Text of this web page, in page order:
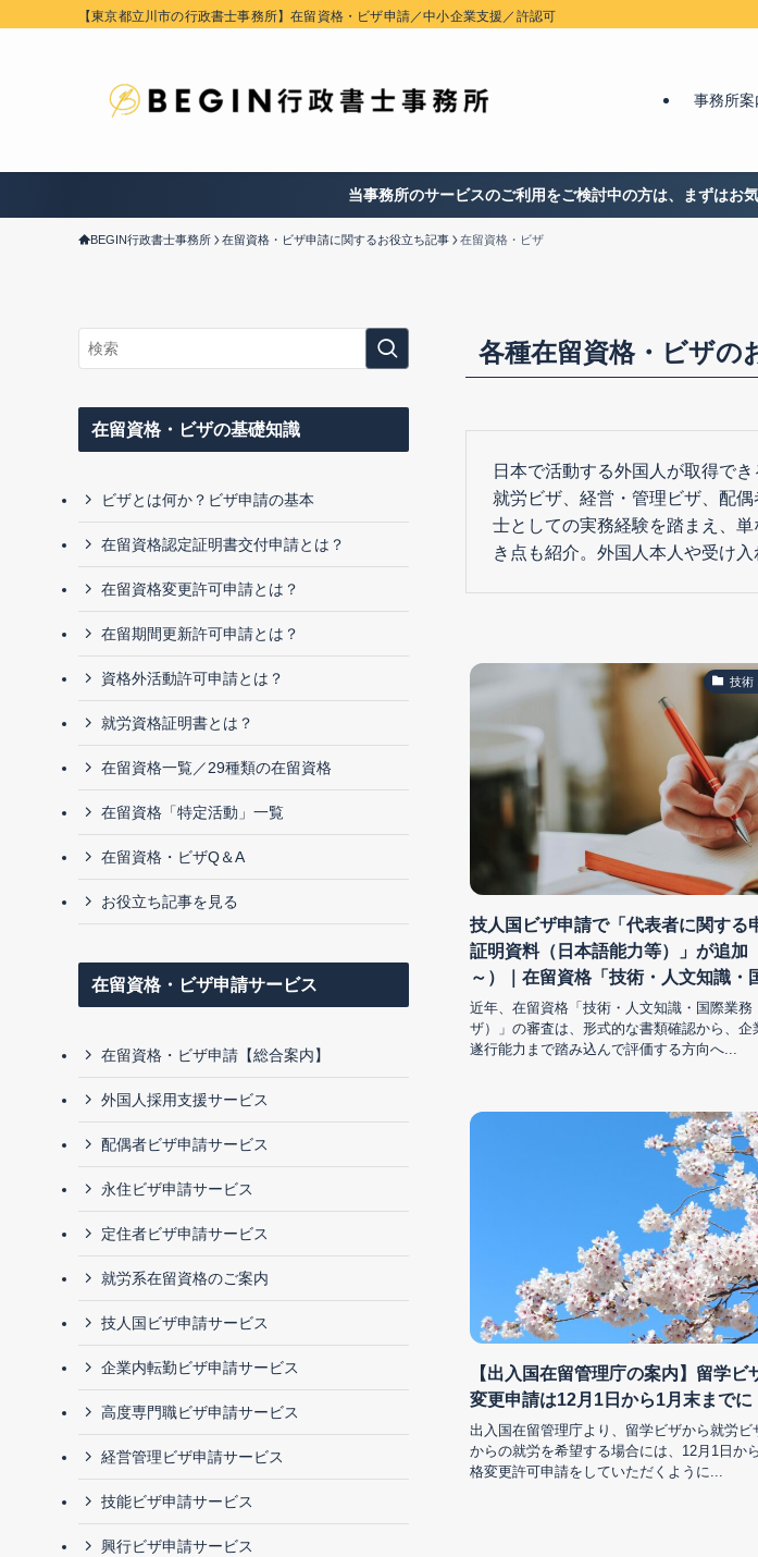
【東京都立川市の行政書士事務所】在留資格・ビザ申請／中小企業支援／許認可
事務所案
当事務所のサービスのご利用をご検討中の方は、まずはお
BEGIN行政書士事務所 在留資格・ビザ申請に関するお役立ち記事 在留資格・ビザ
各種在留資格・ビザの
日本で活動する外国人が取得で
就労ビザ、経営・管理ビザ、配
士としての実務経験を踏まえ、
き点も紹介。外国人本人や受け
技術
技人国ビザ申請で「代表者に関する
証明資料（日本語能力等）」が追加
～）｜在留資格「技術・人文知識・
近年、在留資格「技術・人文知識・国際業務
ザ）」の審査は、形式的な書類確認から、
遂行能力まで踏み込んで評価する方向へ...
【出入国在留管理庁の案内】留学ビ
変更申請は12月1日から1月末までに
出入国在留管理庁より、留学ビザから就労ビ
からの就労を希望する場合には、12月1日か
格変更許可申請をしていただくように...
在留資格・ビザの基礎知識
ビザとは何か？ビザ申請の基本
在留資格認定証明書交付申請とは？
在留資格変更許可申請とは？
在留期間更新許可申請とは？
資格外活動許可申請とは？
就労資格証明書とは？
在留資格一覧／29種類の在留資格
在留資格「特定活動」一覧
在留資格・ビザQ＆A
お役立ち記事を見る
在留資格・ビザ申請サービス
在留資格・ビザ申請【総合案内】
外国人採用支援サービス
配偶者ビザ申請サービス
永住ビザ申請サービス
定住者ビザ申請サービス
就労系在留資格のご案内
技人国ビザ申請サービス
企業内転勤ビザ申請サービス
高度専門職ビザ申請サービス
経営管理ビザ申請サービス
技能ビザ申請サービス
興行ビザ申請サービス